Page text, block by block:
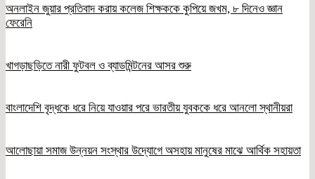
অনলাইন জুয়ার প্রতিবাদ করায় কলেজ শিক্ষককে কুপিয়ে জখম, ৮ দিনেও জ্ঞান
ফেরেনি
খাগড়াছড়িতে নারী ফুটবল ও ব্যাডমিন্টনের আসর শুরু
বাংলাদেশি বৃদ্ধকে ধরে নিয়ে যাওয়ার পরে ভারতীয় যুবককে ধরে আনলো স্থানীয়রা
আলোছায়া সমাজ উন্নয়ন সংস্থার উদ্যোগে অসহায় মানুষের মাঝে আর্থিক সহায়তা